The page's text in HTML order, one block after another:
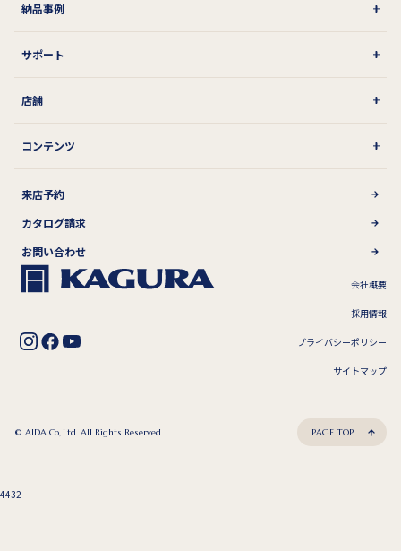
納品事例
サポート
店舗
コンテンツ
来店予約
カタログ請求
お問い合わせ
会社概要
採用情報
プライバシーポリシー
サイトマップ
© AIDA Co,.Ltd. All Rights Reserved. PAGE TOP
4432